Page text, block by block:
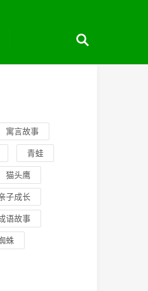
寓言故事
青蛙
猫头鹰
子成长
语故事
蛛